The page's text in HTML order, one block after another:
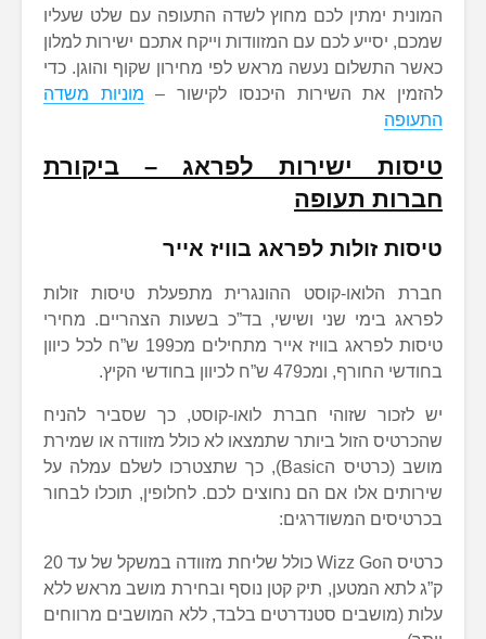
המונית ימתין לכם מחוץ לשדה התעופה עם שלט שעליו
שמכם, יסייע לכם עם המזוודות וייקח אתכם ישירות למלון
כאשר התשלום נעשה מראש לפי מחירון שקוף והוגן. כדי
להזמין את השירות היכנסו לקישור – מוניות משדה
התעופה
טיסות ישירות לפראג – ביקורת
חברות תעופה
טיסות זולות לפראג בוויז אייר
חברת הלואו-קוסט ההונגרית מתפעלת טיסות זולות
לפראג בימי שני ושישי, בד”כ בשעות הצהריים. מחירי
טיסות לפראג בוויז אייר מתחילים מכ199 ש”ח לכל כיוון
בחודשי החורף, ומכ479 ש”ח לכיוון בחודשי הקיץ.
יש לזכור שזוהי חברת לואו-קוסט, כך שסביר להניח
שהכרטיס הזול ביותר שתמצאו לא כולל מזוודה או שמירת
מושב (כרטיס הBasic), כך שתצטרכו לשלם עמלה על
שירותים אלו אם הם נחוצים לכם. לחלופין, תוכלו לבחור
בכרטיסים המשודרגים:
כרטיס הWizz Go כולל שליחת מזוודה במשקל של עד 20
ק”ג לתא המטען, תיק קטן נוסף ובחירת מושב מראש ללא
עלות (מושבים סטנדרטים בלבד, ללא המושבים מרווחים